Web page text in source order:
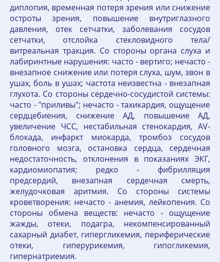
диплопия, временная потеря зрения или снижение
остроты зрения, повышение внутриглазного
давления, отек сетчатки, заболевания сосудов
сетчатки, отслойка стекловидного тела/
витреальная тракция. Со стороны органа слуха и
лабиринтные нарушения: часто - вертиго; нечасто -
внезапное снижение или потеря слуха, шум, звон в
ушах, боль в ушах; частота неизвестна - внезапная
глухота. Со стороны сердечно-сосудистой системы:
часто - "приливы"; нечасто - тахикардия, ощущение
сердцебиения, снижение АД, повышение АД,
увеличение ЧСС, нестабильная стенокардия, AV-
блокада, инфаркт миокарда, тромбоз сосудов
головного мозга, остановка сердца, сердечная
недостаточность, отклонения в показаниях ЭКГ,
кардиомиопатия; редко - фибрилляция
предсердий, внезапная сердечная смерть,
желудочковая аритмия. Со стороны системы
кроветворения: нечасто - анемия, лейкопения. Со
стороны обмена веществ: нечасто - ощущение
жажды, отеки, подагра, некомпенсированный
сахарный диабет, гипергликемия, периферические
отеки, гиперурикемия, гипогликемия,
гипернатриемия.